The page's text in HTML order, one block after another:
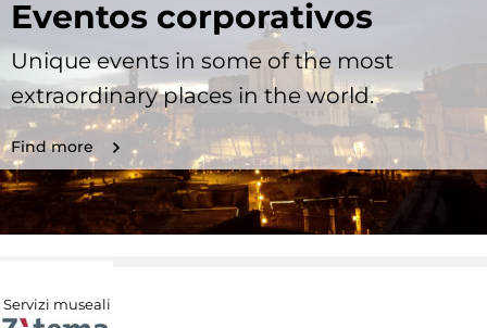
Eventos corporativos
Unique events in some of the most
extraordinary places in the world.
Find more
Servizi museali